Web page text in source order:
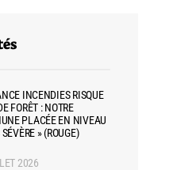
INCENDIES RISQUE
FORÊT : NOTRE
PLACÉE EN NIVEAU
SÉVÈRE » (ROUGE)
2026